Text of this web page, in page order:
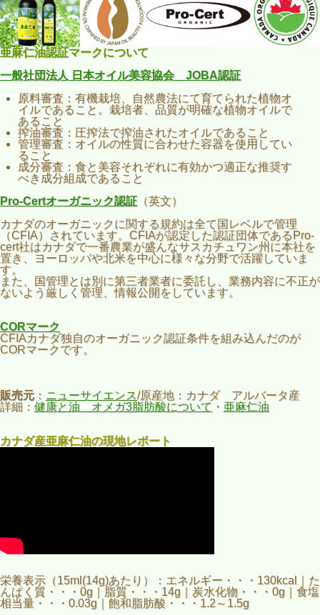
亜麻仁油認証マークについて
一般社団法人 日本オイル美容協会 JOBA認証
原料審査：有機栽培、自然農法にて育てられた植物オ
イルであること。栽培者、品質が明確な植物オイルで
あること
搾油審査：圧搾法で搾油されたオイルであること
管理審査：オイルの性質に合わせた容器を使用してい
ること
成分審査：食と美容それぞれに有効かつ適正な推奨す
べき成分組成であること
Pro-Certオーガニック認証 （英文）
カナダのオーガニックに関する規約は全て国レベルで管理
（CFIA）されています。CFIAが認定した認証団体であるPro-
cert社はカナダで一番農業が盛んなサスカチュワン州に本社を
置き、ヨーロッパや北米を中心に様々な分野で活躍していま
す。
また、国管理とは別に第三者業者に委託し、業務内容に不正が
ないよう厳しく管理、情報公開をしています。
CORマーク
CFIAカナダ独自のオーガニック認証条件を組み込んだのが
CORマークです。
販売元： ニューサイエンス/原産地：カナダ アルバータ産
詳細： 健康と油 オメガ3脂肪酸について ・ 亜麻仁油
カナダ産亜麻仁油の現地レポート
栄養表示（15ml(14g)あたり）：エネルギー・・・130kcal｜た
んぱく質・・・0g｜脂質・・・14g｜炭水化物・・・0g｜食塩
相当量・・・0.03g｜飽和脂肪酸・・・1.2～1.5g